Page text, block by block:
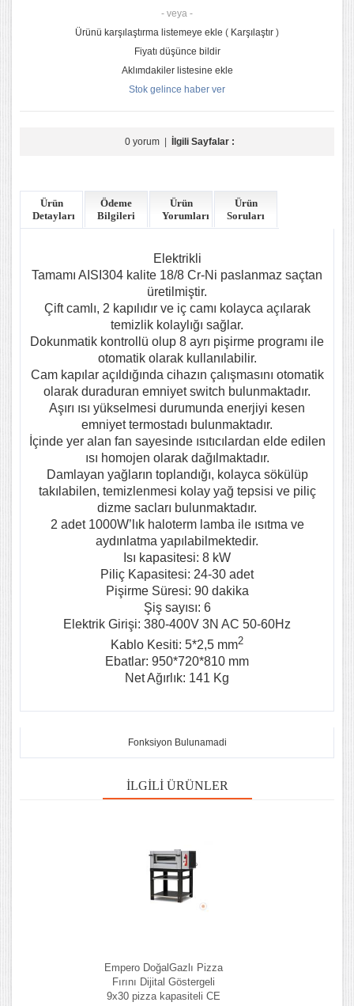
- veya -
Ürünü karşılaştırma listemeye ekle ( Karşılaştır )
Fiyatı düşünce bildir
Aklımdakiler listesine ekle
Stok gelince haber ver
0 yorum| İlgili Sayfalar :
Ürün
Detayları
Ödeme
Bilgileri
Ürün
Yorumları
Ürün
Soruları
Elektrikli
Tamamı AISI304 kalite 18/8 Cr-Ni paslanmaz saçtan
üretilmiştir.
Çift camlı, 2 kapılıdır ve iç camı kolayca açılarak
temizlik kolaylığı sağlar.
Dokunmatik kontrollü olup 8 ayrı pişirme programı ile
otomatik olarak kullanılabilir.
Cam kapılar açıldığında cihazın çalışmasını otomatik
olarak duraduran emniyet switch bulunmaktadır.
Aşırı ısı yükselmesi durumunda enerjiyi kesen
emniyet termostadı bulunmaktadır.
İçinde yer alan fan sayesinde ısıtıcılardan elde edilen
ısı homojen olarak dağılmaktadır.
Damlayan yağların toplandığı, kolayca sökülüp
takılabilen, temizlenmesi kolay yağ tepsisi ve piliç
dizme sacları bulunmaktadır.
2 adet 1000W’lık haloterm lamba ile ısıtma ve
aydınlatma yapılabilmektedir.
Isı kapasitesi: 8 kW
Piliç Kapasitesi: 24-30 adet
Pişirme Süresi: 90 dakika
Şiş sayısı: 6
Elektrik Girişi: 380-400V 3N AC 50-60Hz
Kablo Kesiti: 5*2,5 mm2
Ebatlar: 950*720*810 mm
Net Ağırlık: 141 Kg
Fonksiyon Bulunamadi
İLGILI ÜRÜNLER
Empero DoğalGazlı Pizza
Fırını Dijital Göstergeli
9x30 pizza kapasiteli CE